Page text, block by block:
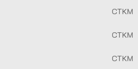
CTKM
CTKM
CTKM